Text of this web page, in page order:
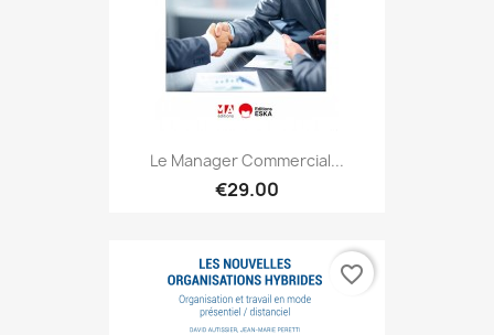
Le Manager Commercial...
€29.00
favorite_border